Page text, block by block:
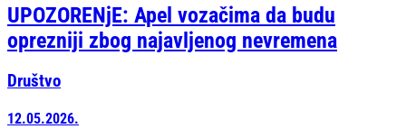
UPOZORENjE: Apel vozačima da budu
oprezniji zbog najavljenog nevremena
Društvo
12.05.2026.